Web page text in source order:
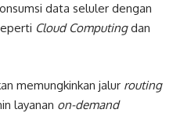
data seluler dengan
Cloud Computingdan
memungkinkan jalur routing
layanan on-demand